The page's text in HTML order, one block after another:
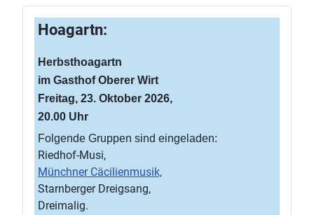
Hoagartn:
Herbsthoagartn
im Gasthof Oberer Wirt
Freitag, 23. Oktober 2026,
20.00 Uhr
Folgende Gruppen sind eingeladen:
Riedhof-Musi,
Münchner Cäcilienmusik,
Starnberger Dreigsang,
Dreimalig.